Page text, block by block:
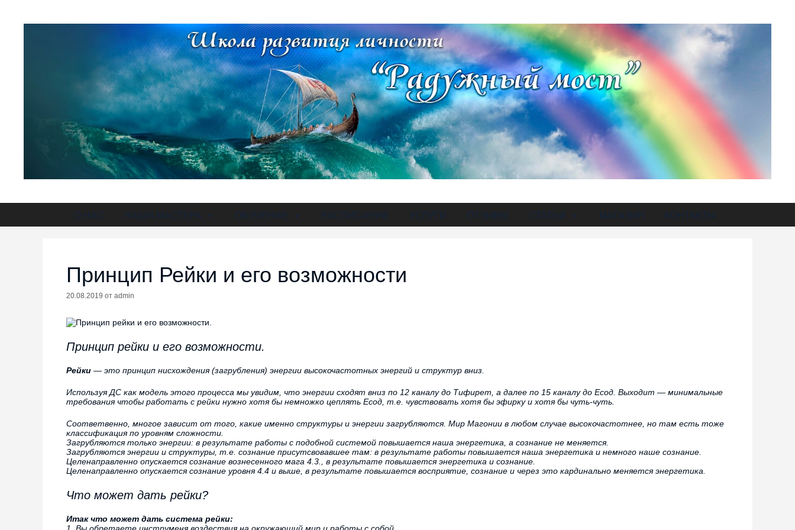
О НАС НАШИ МАСТЕРА ОБУЧЕНИЕ РАСПИСАНИЕ УСЛУГИ ОТЗЫВЫ СТАТЬИ МАГАЗИН КОНТАКТЫ
Принцип Рейки и его возможности
20.08.2019 от admin
Принцип рейки и его возможности.
Рейки — это принцип нисхождения (загрубления) энергии высокочастотных энергий и структур вниз.
Используя ДС как модель этого процесса мы увидим, что энергии сходят вниз по 12 каналу до Тифирет, а далее по 15 каналу до Есод. Выходит — минимальные
требования чтобы работать с рейки нужно хотя бы немножко цеплять Есод, т.е. чувствовать хотя бы эфирку и хотя бы чуть-чуть.
Соответвенно, многое зависит от того, какие именно структуры и энергии загрубляются. Мир Магонии в любом случае высокочастотнее, но там есть тоже
классификация по уровням сложности.
Загрубляются только энергии: в результате работы с подобной системой повышается наша энергетика, а сознание не меняется.
Загрубляются энергии и структуры, т.е. сознание присутсвовавшее там: в результате работы повышается наша энергетика и немного наше сознание.
Целенаправленно опускается сознание вознесенного мага 4.3., в результате повышается энергетика и сознание.
Целенаправленно опускается сознание уровня 4.4 и выше, в результате повышается восприятие, сознание и через это кардинально меняется энергетика.
Что может дать рейки?
Итак что может дать система рейки: